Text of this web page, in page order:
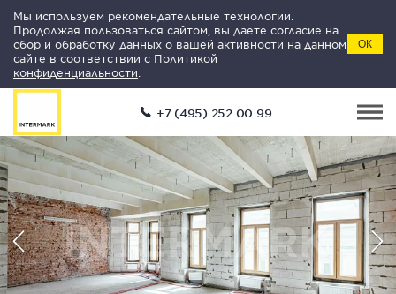
Мы используем рекомендательные технологии.
Продолжая пользоваться сайтом, вы даете согласие на
сбор и обработку данных о вашей активности на данном
сайте в соответствии с Политикой
конфиденциальности
ОК
+7 (495) 252 00 99